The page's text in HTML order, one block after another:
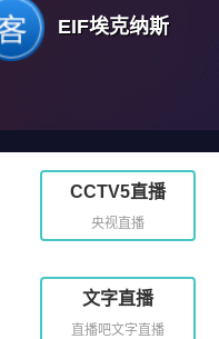
EIF埃克纳斯
CCTV5直播
央视直播
文字直播
直播吧文字直播